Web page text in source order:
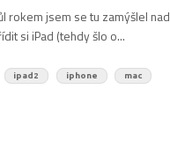
rokem jsem se tu zamýšlel nad
si iPad (tehdy šlo o...
ipad2 iphone mac